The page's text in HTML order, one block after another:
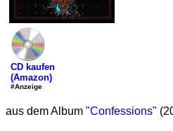
CD kaufen
(Amazon)
#Anzeige
aus dem Album "Confessions"